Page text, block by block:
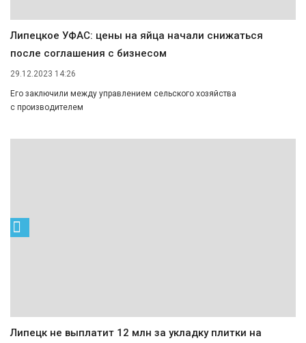
Липецкое УФАС: цены на яйца начали снижаться
после соглашения с бизнесом
29.12.2023 14:26
Его заключили между управлением сельского хозяйства
с производителем
Липецк не выплатит 12 млн за укладку плитки на